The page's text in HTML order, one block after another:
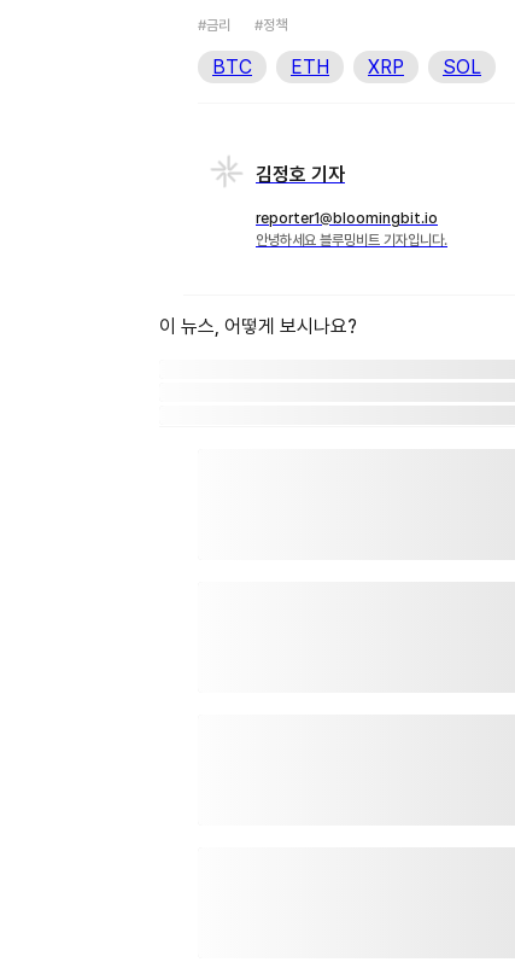
#금리 #정책
BTC ETH XRP SOL
김정호 기자
reporter1@bloomingbit.io
안녕하세요 블루밍비트 기자입니다.
이 뉴스, 어떻게 보시나요?